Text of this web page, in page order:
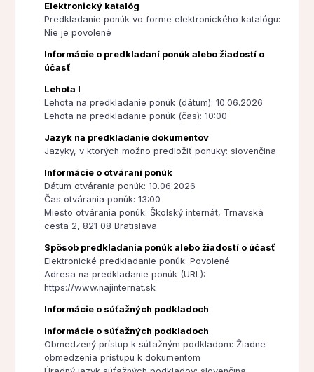
Elektronický katalóg
Predkladanie ponúk vo forme elektronického katalógu:
Nie je povolené
Informácie o predkladaní ponúk alebo žiadostí o
účasť
Lehota I
Lehota na predkladanie ponúk (dátum): 10.06.2026
Lehota na predkladanie ponúk (čas): 10:00
Jazyk na predkladanie dokumentov
Jazyky, v ktorých možno predložiť ponuky: slovenčina
Informácie o otváraní ponúk
Dátum otvárania ponúk: 10.06.2026
Čas otvárania ponúk: 13:00
Miesto otvárania ponúk: Školský internát, Trnavská
cesta 2, 821 08 Bratislava
Spôsob predkladania ponúk alebo žiadostí o účasť
Elektronické predkladanie ponúk: Povolené
Adresa na predkladanie ponúk (URL):
https://www.najinternat.sk
Informácie o súťažných podkladoch
Informácie o súťažných podkladoch
Obmedzený prístup k súťažným podkladom: Žiadne
obmedzenia prístupu k dokumentom